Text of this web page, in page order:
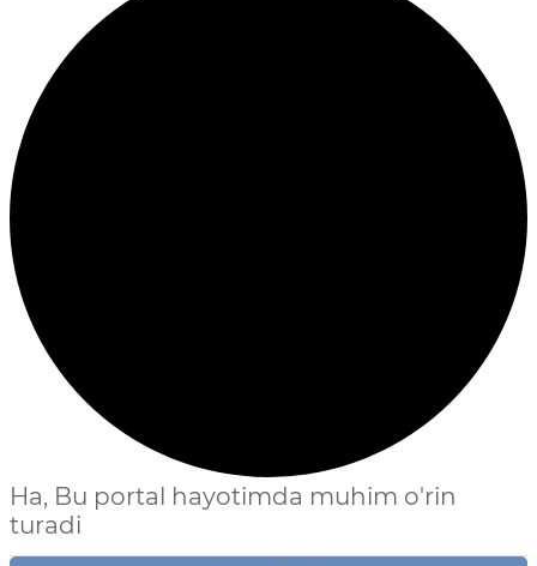
Ha, Bu portal hayotimda muhim o'rin
turadi